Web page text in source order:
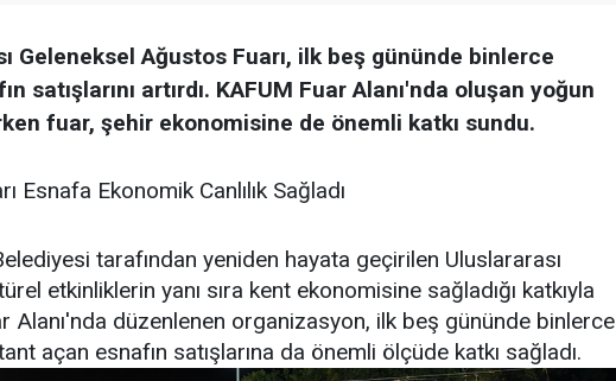
Geleneksel Ağustos Fuarı, ilk beş gününde binlerce
satışlarını artırdı. KAFUM Fuar Alanı'nda oluşan yoğun
fuar, şehir ekonomisine de önemli katkı sundu.
Ekonomik Canlılık Sağladı
tarafından yeniden hayata geçirilen Uluslararası
etkinliklerin yanı sıra kent ekonomisine sağladığı katkıyla
Alanı'nda düzenlenen organizasyon, ilk beş gününde binlerce
açan esnafın satışlarına da önemli ölçüde katkı sağladı.